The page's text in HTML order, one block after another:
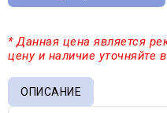
* Данная цена является
цену и наличие уточняйте
ОПИСАНИЕ